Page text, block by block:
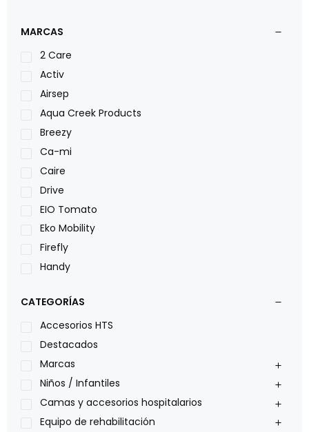
MARCAS
2 Care
Activ
Airsep
Aqua Creek Products
Breezy
Ca-mi
Caire
Drive
EIO Tomato
Eko Mobility
Firefly
Handy
Leggero
Lumex
Medical Store
Nidek
Oxiplus
Philips
Pride
CATEGORÍAS
Accesorios HTS
Destacados
Marcas
Niños / Infantiles
Camas y accesorios hospitalarios
Equipo de rehabilitación